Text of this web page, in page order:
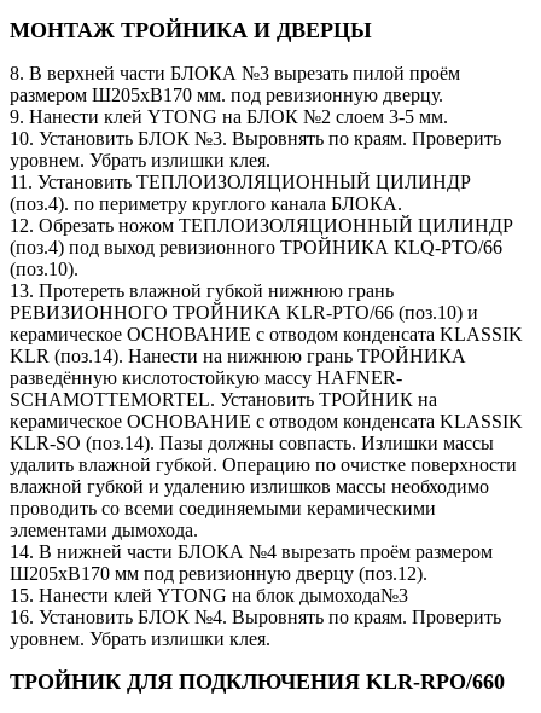
МОНТАЖ ТРОЙНИКА И ДВЕРЦЫ
8. В верхней части БЛОКА №3 вырезать пилой проём
размером Ш205хВ170 мм. под ревизионную дверцу.
9. Нанести клей YTONG на БЛОК №2 слоем 3-5 мм.
10. Установить БЛОК №3. Выровнять по краям. Проверить
уровнем. Убрать излишки клея.
11. Установить ТЕПЛОИЗОЛЯЦИОННЫЙ ЦИЛИНДР
(поз.4). по периметру круглого канала БЛОКА.
12. Обрезать ножом ТЕПЛОИЗОЛЯЦИОННЫЙ ЦИЛИНДР
(поз.4) под выход ревизионного ТРОЙНИКА KLQ-PTO/66
(поз.10).
13. Протереть влажной губкой нижнюю грань
РЕВИЗИОННОГО ТРОЙНИКА KLR-PTO/66 (поз.10) и
керамическое ОСНОВАНИЕ с отводом конденсата KLASSIK
KLR (поз.14). Нанести на нижнюю грань ТРОЙНИКА
разведённую кислотостойкую массу HAFNER-
SCHAMOTTEMORTEL. Установить ТРОЙНИК на
керамическое ОСНОВАНИЕ с отводом конденсата KLASSIK
KLR-SO (поз.14). Пазы должны совпасть. Излишки массы
удалить влажной губкой. Операцию по очистке поверхности
влажной губкой и удалению излишков массы необходимо
проводить со всеми соединяемыми керамическими
элементами дымохода.
14. В нижней части БЛОКА №4 вырезать проём размером
Ш205хВ170 мм под ревизионную дверцу (поз.12).
15. Нанести клей YTONG на блок дымохода№3
16. Установить БЛОК №4. Выровнять по краям. Проверить
уровнем. Убрать излишки клея.
ТРОЙНИК ДЛЯ ПОДКЛЮЧЕНИЯ KLR-RPO/660